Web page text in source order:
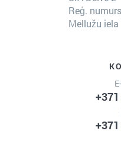
Reģ.
Mellužu